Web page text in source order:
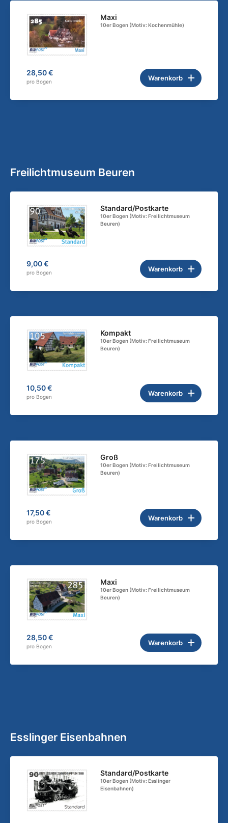
Maxi
10er Bogen (Motiv: Kochenmühle)
28,50 €
pro Bogen Warenkorb
Freilichtmuseum Beuren
Standard/Postkarte
10er Bogen (Motiv: Freilichtmuseum
Beuren)
9,00 €
pro Bogen Warenkorb
Kompakt
10er Bogen (Motiv: Freilichtmuseum
Beuren)
10,50 €
pro Bogen Warenkorb
Groß
10er Bogen (Motiv: Freilichtmuseum
Beuren)
17,50 €
pro Bogen Warenkorb
Maxi
10er Bogen (Motiv: Freilichtmuseum
Beuren)
28,50 €
pro Bogen Warenkorb
Esslinger Eisenbahnen
Standard/Postkarte
10er Bogen (Motiv: Esslinger
Eisenbahnen)